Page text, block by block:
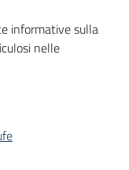
informative sulla
nelle